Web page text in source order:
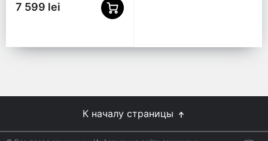
7 599 lei
К началу страницы